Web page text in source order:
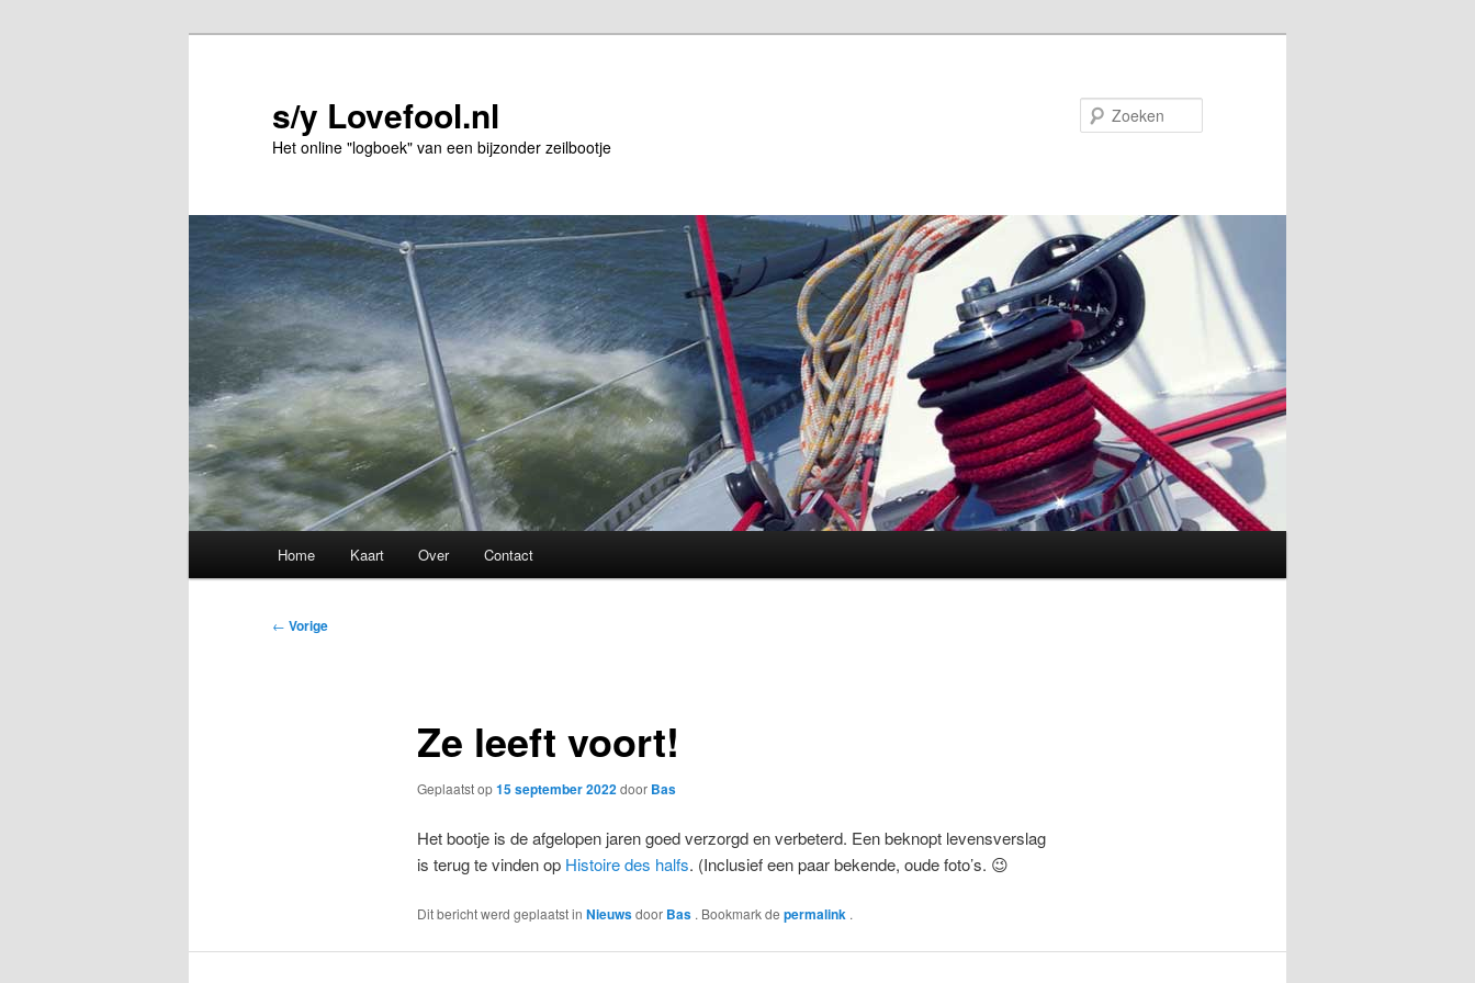
s/y Lovefool.nl
Het online "logboek" van een bijzonder zeilbootje
Home Kaart Over Contact
Bericht
← Vorige
Ze leeft voort!
Geplaatst op15 september 2022door Bas
Het bootje is de afgelopen jaren goed verzorgd en verbeterd. Een beknopt levensverslag
is terug te vinden op Histoire des halfs. (Inclusief een paar bekende, oude foto’s. 😉
Dit bericht werd geplaatst in Nieuwsdoor Bas . Bookmark de permalink .